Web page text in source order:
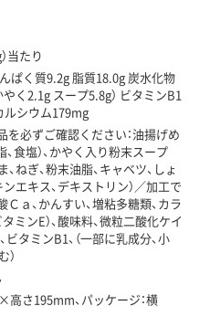
当たり
ぱく質9.2g 脂質18.0g 炭水化物
く2.1g スープ5.8g） ビタミンB1
ルシウム179mg
必ずご確認ください：油揚げめ
、食塩）、かやく入り粉末スープ
、ねぎ、粉末油脂、キャベツ、しょ
ンエキス、デキストリン）／加工で
Ｃａ、かんすい、増粘多糖類、カラ
ミンE）、酸味料、微粒二酸化ケイ
タミンB1、（一部に乳成分、小
）
さ195mm、パッケージ：横